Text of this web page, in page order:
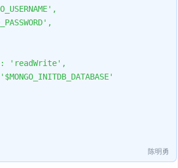
'readWrite',
陈明勇